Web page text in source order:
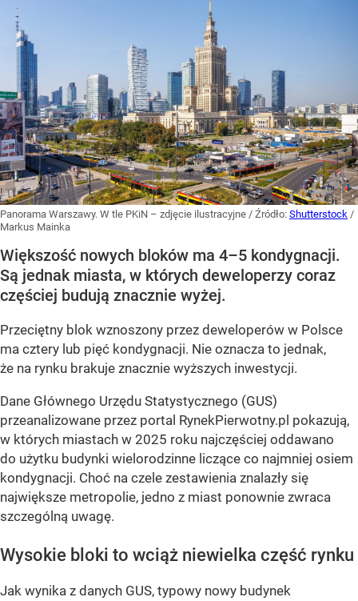
Panorama Warszawy. W tle PKiN – zdjęcie ilustracyjne / Źródło: Shutterstock /
Markus Mainka
Większość nowych bloków ma 4–5 kondygnacji.
Są jednak miasta, w których deweloperzy coraz
częściej budują znacznie wyżej.
Przeciętny blok wznoszony przez deweloperów w Polsce
ma cztery lub pięć kondygnacji. Nie oznacza to jednak,
że na rynku brakuje znacznie wyższych inwestycji.
Dane Głównego Urzędu Statystycznego (GUS)
przeanalizowane przez portal RynekPierwotny.pl pokazują,
w których miastach w 2025 roku najczęściej oddawano
do użytku budynki wielorodzinne liczące co najmniej osiem
kondygnacji. Choć na czele zestawienia znalazły się
największe metropolie, jedno z miast ponownie zwraca
szczególną uwagę.
Wysokie bloki to wciąż niewielka część rynku
Jak wynika z danych GUS, typowy nowy budynek